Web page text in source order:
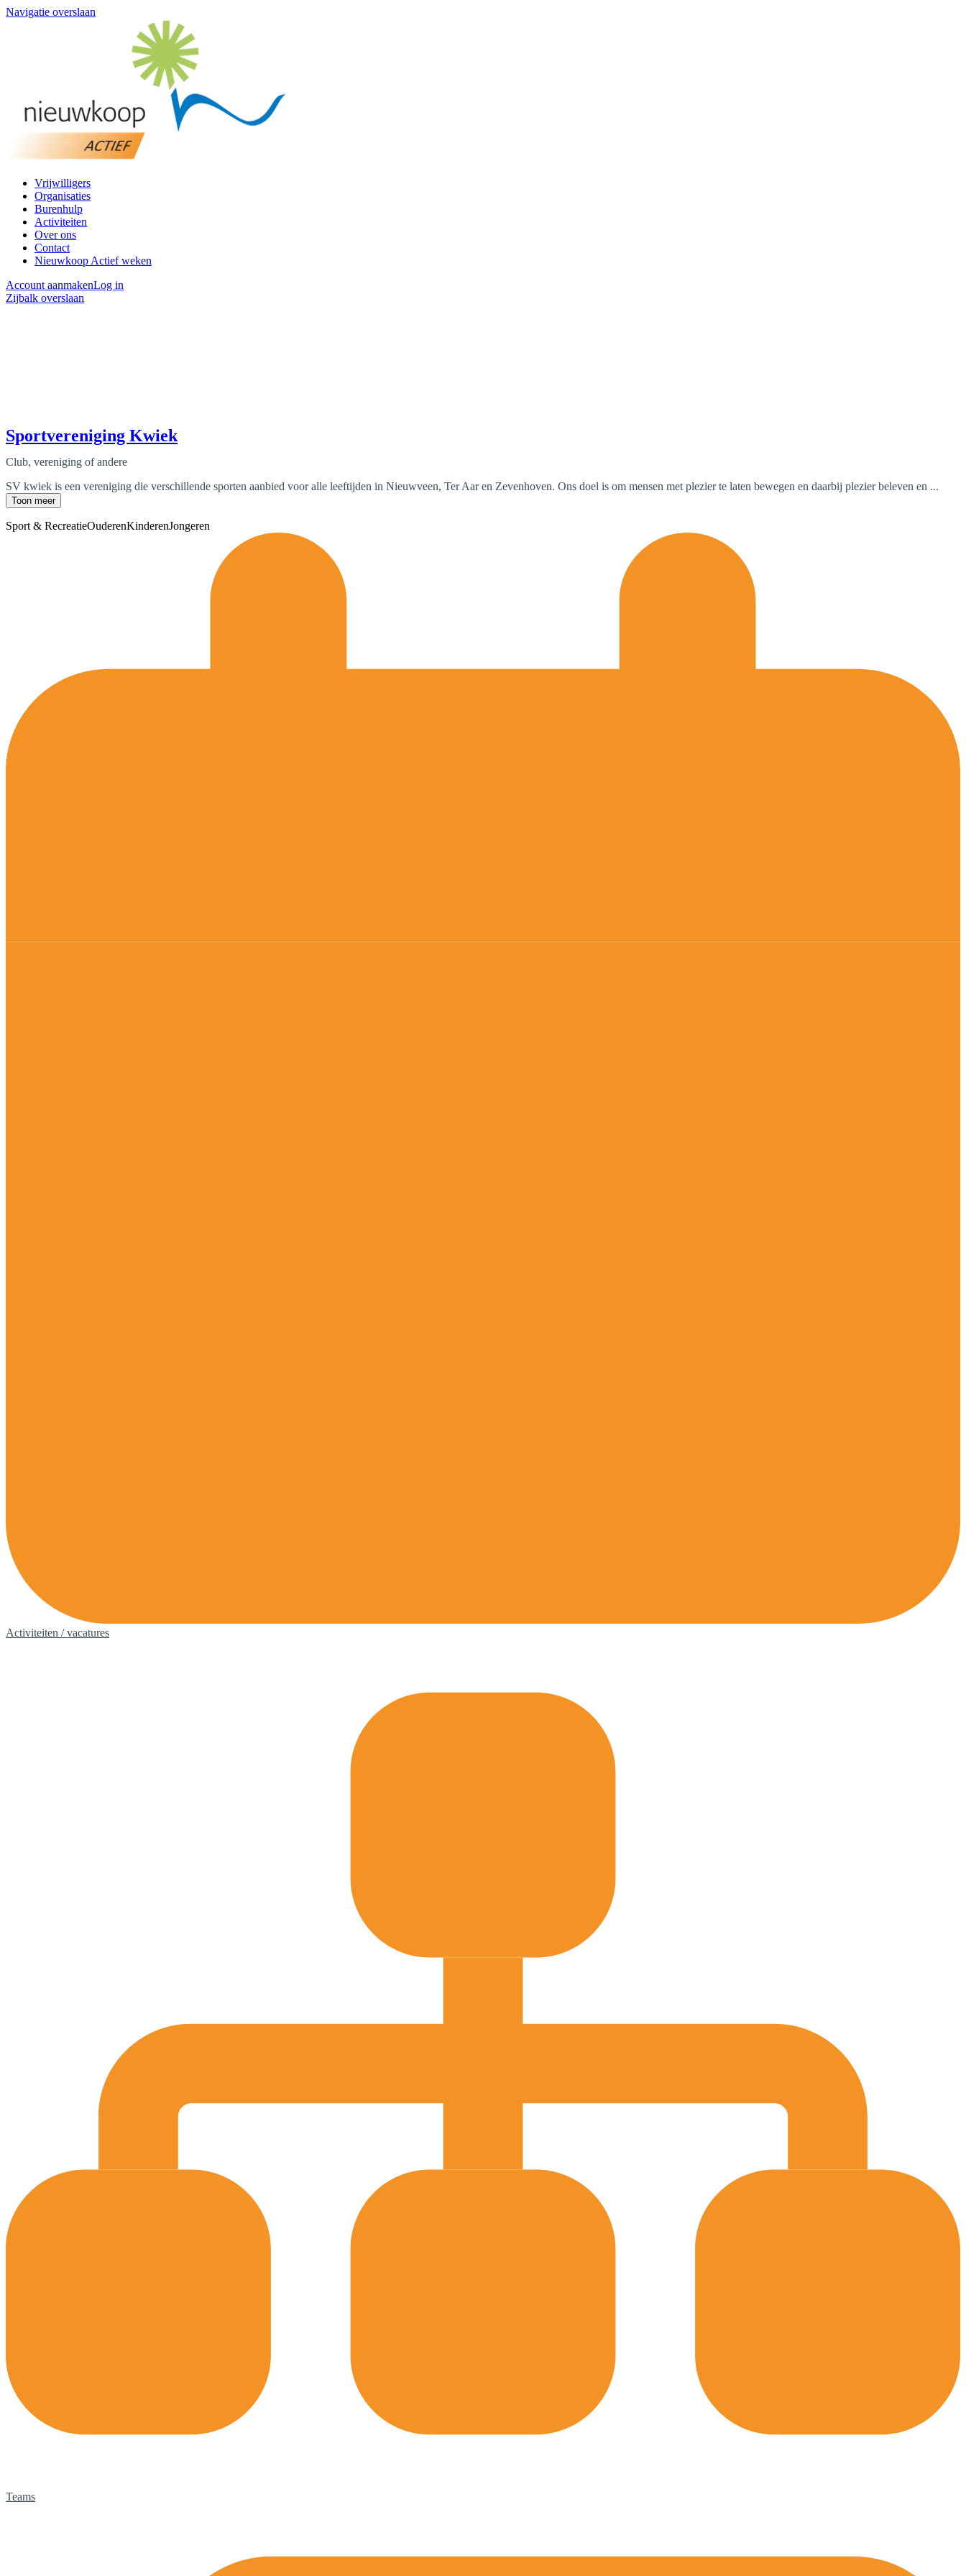
Navigatie overslaan
Vrijwilligers
Organisaties
Burenhulp
Activiteiten
Over ons
Contact
Nieuwkoop Actief weken
Account aanmakenLog in
Zijbalk overslaan
Sportvereniging Kwiek
Club, vereniging of andere
SV kwiek is een vereniging die verschillende sporten aanbied voor alle leeftijden in Nieuwveen, Ter Aar en Zevenhoven. Ons doel is om mensen met plezier te laten bewegen en daarbij plezier beleven en ...
Toon meer
Sport & RecreatieOuderenKinderenJongeren
Activiteiten / vacatures
Teams